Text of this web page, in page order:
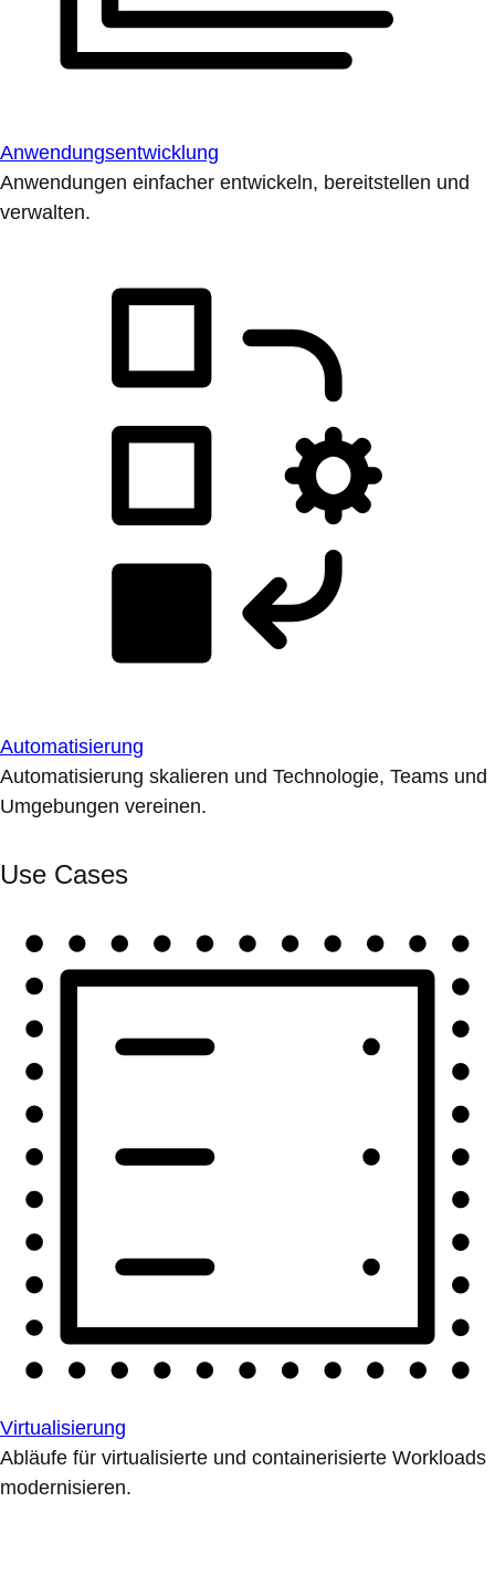
Anwendungsentwicklung
Anwendungen einfacher entwickeln, bereitstellen und
verwalten.
Automatisierung
Automatisierung skalieren und Technologie, Teams und
Umgebungen vereinen.
Use Cases
Virtualisierung
Abläufe für virtualisierte und containerisierte Workloads
modernisieren.